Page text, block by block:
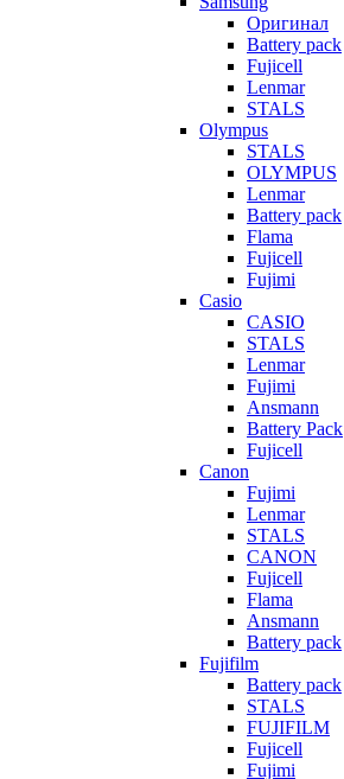
Оригинал
Battery pack
Fujicell
Lenmar
STALS
Olympus
STALS
OLYMPUS
Lenmar
Battery pack
Flama
Fujicell
Fujimi
Casio
CASIO
STALS
Lenmar
Fujimi
Ansmann
Battery Pack
Fujicell
Canon
Fujimi
Lenmar
STALS
CANON
Fujicell
Flama
Ansmann
Battery pack
Fujifilm
Battery pack
STALS
FUJIFILM
Fujicell
Fujimi